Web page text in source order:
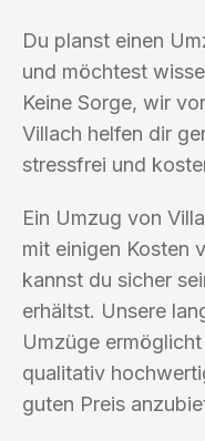
Du planst einen
und möchtest
Keine Sorge, wir
Villach helfen dir
stressfrei und
Ein Umzug von
mit einigen Kosten
kannst du sicher
erhältst. Unsere
Umzüge
qualitativ
guten Preis